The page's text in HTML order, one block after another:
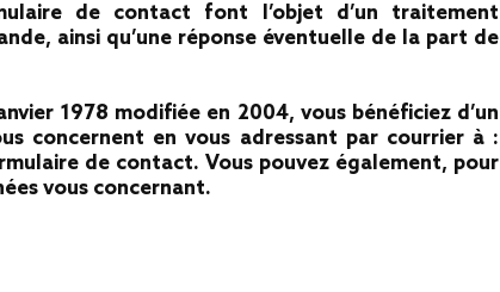
de contact font l’objet d’un traitement
ainsi qu’une réponse éventuelle de la part de
1978 modifiée en 2004, vous bénéficiez d’un
concernent en vous adressant par courrier à :
de contact. Vous pouvez également, pour
vous concernant.